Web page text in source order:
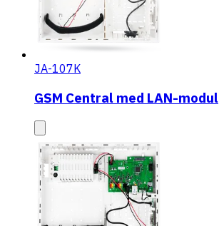
JA-107K
GSM Central med LAN-modul